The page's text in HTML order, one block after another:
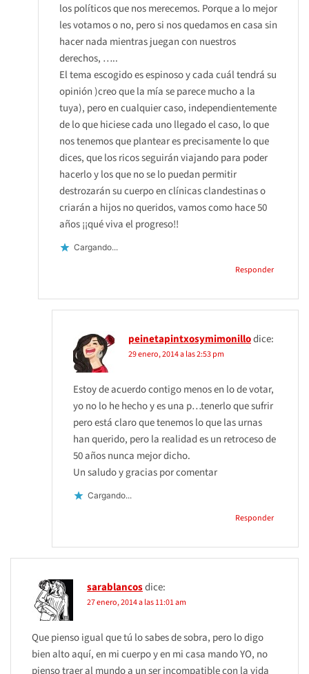
los políticos que nos merecemos. Porque a lo mejor
les votamos o no, pero si nos quedamos en casa sin
hacer nada mientras juegan con nuestros
derechos, …..
El tema escogido es espinoso y cada cuál tendrá su
opinión )creo que la mía se parece mucho a la
tuya), pero en cualquier caso, independientemente
de lo que hiciese cada uno llegado el caso, lo que
nos tenemos que plantear es precisamente lo que
dices, que los ricos seguirán viajando para poder
hacerlo y los que no se lo puedan permitir
destrozarán su cuerpo en clínicas clandestinas o
criarán a hijos no queridos, vamos como hace 50
años ¡¡qué viva el progreso!!
Cargando...
Responder
peinetapintxosymimonillodice:
29 enero, 2014 a las 2:53 pm
Estoy de acuerdo contigo menos en lo de votar,
yo no lo he hecho y es una p…tenerlo que sufrir
pero está claro que tenemos lo que las urnas
han querido, pero la realidad es un retroceso de
50 años nunca mejor dicho.
Un saludo y gracias por comentar
Cargando...
Responder
sarablancosdice:
27 enero, 2014 a las 11:01 am
Que pienso igual que tú lo sabes de sobra, pero lo digo
bien alto aquí, en mi cuerpo y en mi casa mando YO, no
pienso traer al mundo a un ser incompatible con la vida